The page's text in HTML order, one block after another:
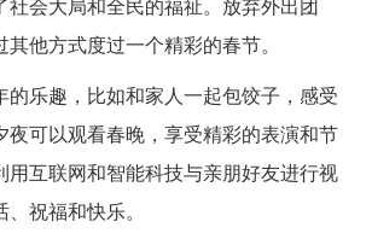
他方式度过一个精彩的春节。
的乐趣，比如和家人一起包饺子，感受
夜可以观看春晚，享受精彩的表演和节
用互联网和智能科技与亲朋好友进行视
祝福和快乐。